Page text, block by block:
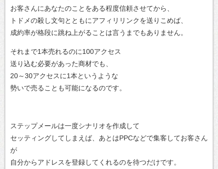
お客さんにあなたのことをある程度信頼させてから、
トドメの殺し文句とともにアフィリリンクを送りこめば、
成約率が格段に跳ね上がることは言うまでもありません。
それまで1本売れるのに100アクセス
送り込む必要があった商材でも、
20～30アクセスに1本というような
勢いで売ることも可能になるのです。
ステップメールは一度シナリオを作成して
セッティングしてしまえば、あとはPPCなどで集客してお客さん
が
自分からアドレスを登録してくれるのを待つだけです。